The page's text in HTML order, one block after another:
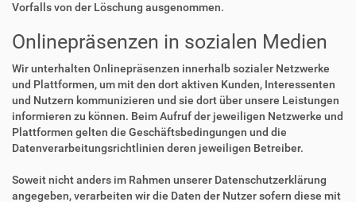
Vorfalls von der Löschung ausgenommen.
Onlinepräsenzen in sozialen Medien
Wir unterhalten Onlinepräsenzen innerhalb sozialer Netzwerke
und Plattformen, um mit den dort aktiven Kunden, Interessenten
und Nutzern kommunizieren und sie dort über unsere Leistungen
informieren zu können. Beim Aufruf der jeweiligen Netzwerke und
Plattformen gelten die Geschäftsbedingungen und die
Datenverarbeitungsrichtlinien deren jeweiligen Betreiber.
Soweit nicht anders im Rahmen unserer Datenschutzerklärung
angegeben, verarbeiten wir die Daten der Nutzer sofern diese mit